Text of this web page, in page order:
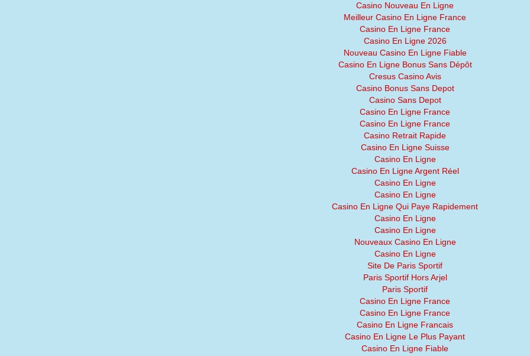
Casino Nouveau En Ligne
Meilleur Casino En Ligne France
Casino En Ligne France
Casino En Ligne 2026
Nouveau Casino En Ligne Fiable
Casino En Ligne Bonus Sans Dépôt
Cresus Casino Avis
Casino Bonus Sans Depot
Casino Sans Depot
Casino En Ligne France
Casino En Ligne France
Casino Retrait Rapide
Casino En Ligne Suisse
Casino En Ligne
Casino En Ligne Argent Réel
Casino En Ligne
Casino En Ligne
Casino En Ligne Qui Paye Rapidement
Casino En Ligne
Casino En Ligne
Nouveaux Casino En Ligne
Casino En Ligne
Site De Paris Sportif
Paris Sportif Hors Arjel
Paris Sportif
Casino En Ligne France
Casino En Ligne France
Casino En Ligne Francais
Casino En Ligne Le Plus Payant
Casino En Ligne Fiable